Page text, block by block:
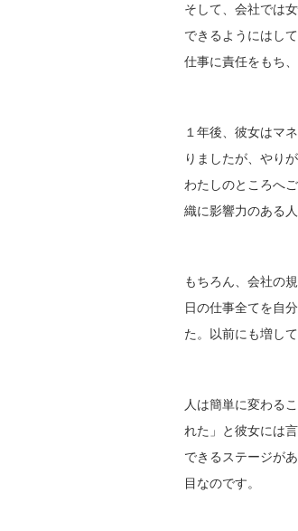
そして、会社では
できるようにはし
仕事に責任をもち
１年後、彼女はマ
りましたが、やり
わたしのところへ
織に影響力のある
もちろん、会社の
日の仕事全てを自
た。以前にも増し
人は簡単に変わる
れた」と彼女には
できるステージが
目なのです。